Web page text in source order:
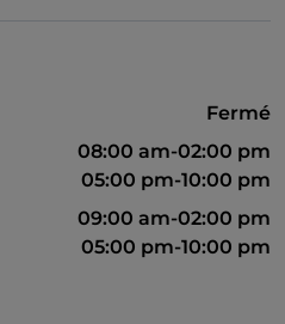
Fermé
08:00 am-02:00 pm
05:00 pm-10:00 pm
09:00 am-02:00 pm
05:00 pm-10:00 pm